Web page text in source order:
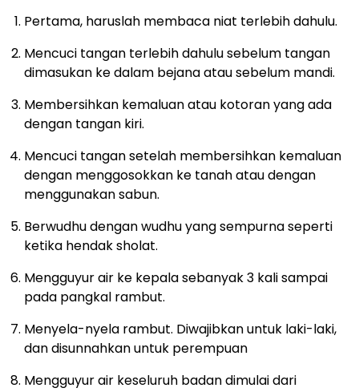
Pertama, haruslah membaca niat terlebih dahulu.
Mencuci tangan terlebih dahulu sebelum tangan
dimasukan ke dalam bejana atau sebelum mandi.
Membersihkan kemaluan atau kotoran yang ada
dengan tangan kiri.
Mencuci tangan setelah membersihkan kemaluan
dengan menggosokkan ke tanah atau dengan
menggunakan sabun.
Berwudhu dengan wudhu yang sempurna seperti
ketika hendak sholat.
Mengguyur air ke kepala sebanyak 3 kali sampai
pada pangkal rambut.
Menyela-nyela rambut. Diwajibkan untuk laki-laki,
dan disunnahkan untuk perempuan
Mengguyur air keseluruh badan dimulai dari